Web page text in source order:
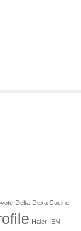
Delta Dexa Cucine
Haier IEM